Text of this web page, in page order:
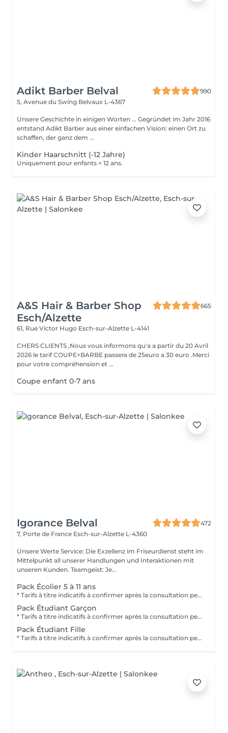
Adikt Barber Belval
990
5, Avenue du Swing Belvaux L-4367
Unsere Geschichte in einigen Worten ... Gegründet im Jahr 2016
entstand Adikt Barber aus einer einfachen Vision: einen Ort zu
schaffen, der ganz dem ...
Kinder Haarschnitt (-12 Jahre)
Uniquement pour enfants < 12 ans.
A&S Hair & Barber Shop
Esch/Alzette
665
61, Rue Victor Hugo Esch-sur-Alzette L-4141
CHERS CLIENTS ,Nous vous informons qu'a a partir du 20 Avril
2026 le tarif COUPE+BARBE passera de 25euro a 30 euro .Merci
pour votre compréhension et ...
Coupe enfant 0-7 ans
Igorance Belval
472
7, Porte de France Esch-sur-Alzette L-4360
Unsere Werte Service: Die Exzellenz im Friseurdienst steht im
Mittelpunkt all unserer Handlungen und Interaktionen mit
unseren Kunden. Teamgeist: Je...
Pack Écolier 5 à 11 ans
* Tarifs à titre indicatifs à confirmer après la consultation personnalisée établit auprès de votre coiffeur/stylist/spécialiste * La direction se réserve le droit dapporter des modifications pour le bon fonctionnement du salon
Pack Étudiant Garçon
* Tarifs à titre indicatifs à confirmer après la consultation personnalisée établit auprès de votre coiffeur/stylist/spécialiste * La direction se réserve le droit dapporter des modifications pour le bon fonctionnement du salon
Pack Étudiant Fille
* Tarifs à titre indicatifs à confirmer après la consultation personnalisée établit auprès de votre coiffeur/stylist/spécialiste * La direction se réserve le droit dapporter des modifications pour le bon fonctionnement du salon